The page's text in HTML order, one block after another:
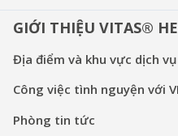
GIỚI THIỆU VITAS®
Địa điểm và khu vực dịch vụ
Công việc tình nguyện với
Phòng tin tức